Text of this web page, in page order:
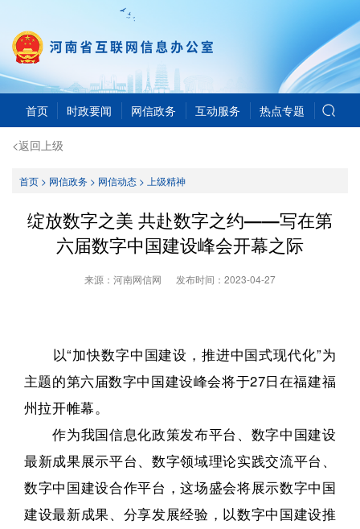
首页 时政要闻 网信政务 互动服务 热点专题
<返回上级
首页> 网信政务> 网信动态> 上级精神
绽放数字之美 共赴数字之约——写在第
六届数字中国建设峰会开幕之际
来源：河南网信网 发布时间： 2023-04-27
以“加快数字中国建设，推进中国式现代化”为
主题的第六届数字中国建设峰会将于27日在福建福
州拉开帷幕。
作为我国信息化政策发布平台、数字中国建设
最新成果展示平台、数字领域理论实践交流平台、
数字中国建设合作平台，这场盛会将展示数字中国
建设最新成果、分享发展经验，以数字中国建设推